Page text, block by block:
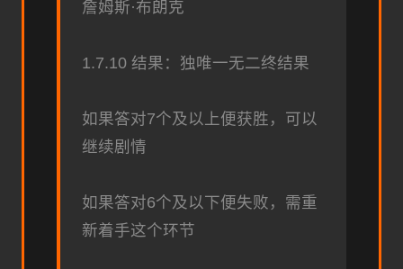
詹姆斯·布朗克
1.7.10 结果：独唯一无二终结果
如果答对7个及以上便获胜，可以
继续剧情
如果答对6个及以下便失败，需重
新着手这个环节